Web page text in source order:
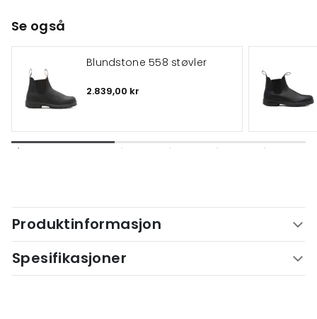
Se også
Blundstone 558 støvler
2.839,00 kr
Produktinformasjon
Spesifikasjoner